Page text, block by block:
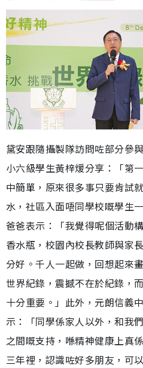
黛安跟隨攝製隊訪問咗部分參
小六級學生黃梓煖分享：「第
中簡單，原來很多事只要肯試
水，社區入面唔同學校嘅學生
爸爸表示：「我覺得呢個活動
香水瓶，校園內校長教師與家
分好。千人一起做，回想起來
世界紀錄，震撼不在於紀錄，
十分重要。」此外，元朗信義
示：「同學係家人以外，和我
之間嘅支持，喺精神健康上真
三年裡，認識咗好多朋友，可